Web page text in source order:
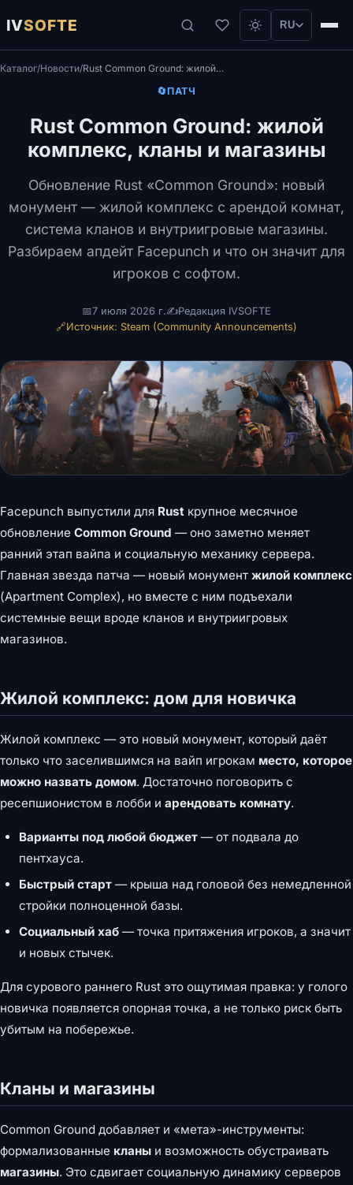
IVSOFTE RU
Каталог/Новости/
Rust Common Ground: жилой комплекс, кланы и магазины
🔄ПАТЧ
Rust Common Ground: жилой
комплекс, кланы и магазины
Обновление Rust «Common Ground»: новый
монумент — жилой комплекс с арендой комнат,
система кланов и внутриигровые магазины.
Разбираем апдейт Facepunch и что он значит для
игроков с софтом.
📅7 июля 2026 г.✍️Редакция IVSOFTE
🔗Источник: Steam (Community Announcements)
Facepunch выпустили для Rust крупное месячное
обновление Common Ground — оно заметно меняет
ранний этап вайпа и социальную механику сервера.
Главная звезда патча — новый монумент жилой комплекс
(Apartment Complex), но вместе с ним подъехали
системные вещи вроде кланов и внутриигровых
магазинов.
Жилой комплекс: дом для новичка
Жилой комплекс — это новый монумент, который даёт
только что заселившимся на вайп игрокам место, которое
можно назвать домом. Достаточно поговорить с
ресепшионистом в лобби и арендовать комнату.
Варианты под любой бюджет — от подвала до
пентхауса.
Быстрый старт — крыша над головой без немедленной
стройки полноценной базы.
Социальный хаб — точка притяжения игроков, а значит
и новых стычек.
Для сурового раннего Rust это ощутимая правка: у голого
новичка появляется опорная точка, а не только риск быть
убитым на побережье.
Кланы и магазины
Common Ground добавляет и «мета»-инструменты:
формализованные кланы и возможность обустраивать
магазины. Это сдвигает социальную динамику серверов